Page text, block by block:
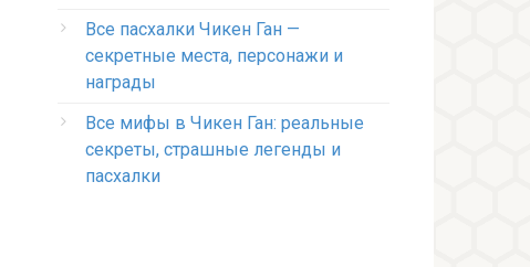
Все пасхалки Чикен Ган —
секретные места, персонажи и
награды
Все мифы в Чикен Ган: реальные
секреты, страшные легенды и
пасхалки